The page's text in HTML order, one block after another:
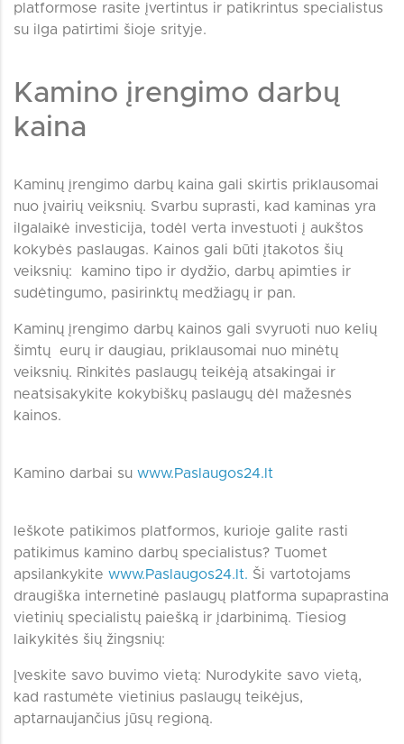
platformose rasite įvertintus ir patikrintus specialistus
su ilga patirtimi šioje srityje.
Kamino įrengimo darbų
kaina
Kaminų įrengimo darbų kaina gali skirtis priklausomai
nuo įvairių veiksnių. Svarbu suprasti, kad kaminas yra
ilgalaikė investicija, todėl verta investuoti į aukštos
kokybės paslaugas. Kainos gali būti įtakotos šių
veiksnių: kamino tipo ir dydžio, darbų apimties ir
sudėtingumo, pasirinktų medžiagų ir pan.
Kaminų įrengimo darbų kainos gali svyruoti nuo kelių
šimtų eurų ir daugiau, priklausomai nuo minėtų
veiksnių. Rinkitės paslaugų teikėją atsakingai ir
neatsisakykite kokybiškų paslaugų dėl mažesnės
kainos.
Kamino darbai su www.Paslaugos24.lt
Ieškote patikimos platformos, kurioje galite rasti
patikimus kamino darbų specialistus? Tuomet
apsilankykite www.Paslaugos24.lt. Ši vartotojams
draugiška internetinė paslaugų platforma supaprastina
vietinių specialistų paiešką ir įdarbinimą. Tiesiog
laikykitės šių žingsnių:
Įveskite savo buvimo vietą: Nurodykite savo vietą,
kad rastumėte vietinius paslaugų teikėjus,
aptarnaujančius jūsų regioną.